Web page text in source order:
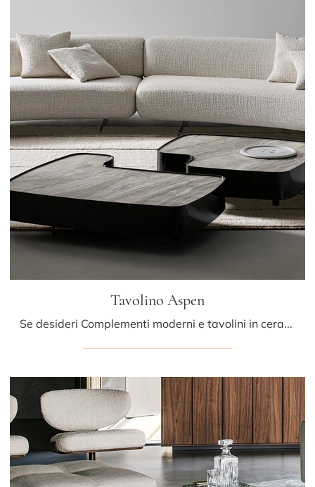
Tavolino Aspen
Se desideri Complementi moderni e tavolini in ceramica scopri di più sul modello Tavolino Aspen del brand Bonaldo.